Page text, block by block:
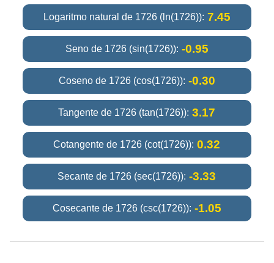
Logaritmo natural de 1726 (ln(1726)): 7.45
Seno de 1726 (sin(1726)): -0.95
Coseno de 1726 (cos(1726)): -0.30
Tangente de 1726 (tan(1726)): 3.17
Cotangente de 1726 (cot(1726)): 0.32
Secante de 1726 (sec(1726)): -3.33
Cosecante de 1726 (csc(1726)): -1.05